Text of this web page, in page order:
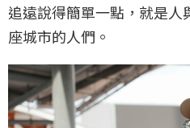
追遠說得簡單一點，就是
座城市的人們。